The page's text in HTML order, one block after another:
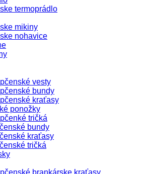
termoprádlo
mikiny
nohavice
vesty
bundy
kraťasy
ponožky
tričká
bundy
kraťasy
tričká